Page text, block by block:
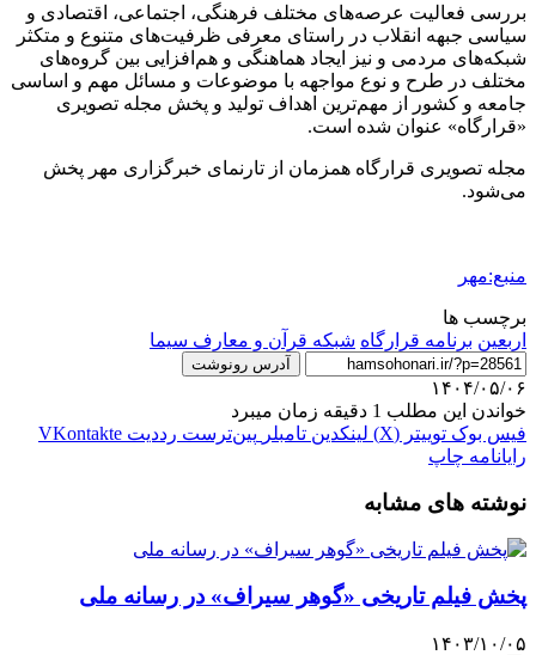
بررسی فعالیت عرصه‌های مختلف فرهنگی، اجتماعی، اقتصادی و
سیاسی جبهه انقلاب در راستای معرفی ظرفیت‌های متنوع و متکثر
شبکه‌های مردمی و نیز ایجاد هماهنگی و هم‌افزایی بین گروه‌های
مختلف در طرح و نوع مواجهه با موضوعات و مسائل مهم و اساسی
جامعه و کشور از مهم‌ترین اهداف تولید و پخش مجله تصویری
«قرارگاه» عنوان شده است.
مجله تصویری قرارگاه همزمان از تارنمای خبرگزاری مهر پخش
می‌شود.
منبع:مهر
برچسب ها
اربعین برنامه قرارگاه شبکه قرآن و معارف سیما
آدرس رونوشت
۱۴۰۴/۰۵/۰۶
خواندن این مطلب 1 دقیقه زمان میبرد
فیس بوک توییتر (X) لینکدین ‫تامبلر ‫پین‌ترست ‫رددیت ‫VKontakte
رایانامه چاپ
نوشته های مشابه
پخش فیلم تاریخی «گوهر سیراف» در رسانه ملی
۱۴۰۳/۱۰/۰۵